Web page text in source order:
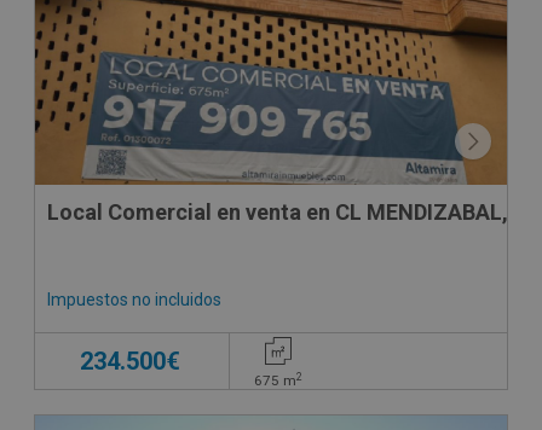
Local Comercial en venta en CL MENDIZABAL, 36
Impuestos no incluidos
234.500€
675 m2